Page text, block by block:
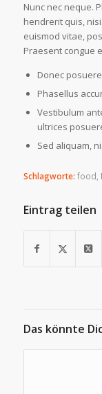
Nunc nec neque.
hendrerit quis,
euismod vitae,
Praesent congue
Donec
Phasellus
Vestibulum
ultrices
Sed aliquam,
Schlagworte: food,
Eintrag teilen
Das könnte